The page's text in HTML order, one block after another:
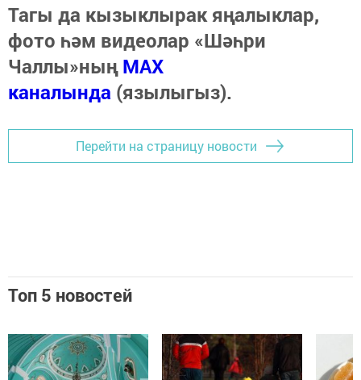
Тагы да кызыклырак яңалыклар,
фото һәм видеолар «Шәһри
Чаллы»ныңMAX
каналында (язылыгыз).
Перейти на страницу новости
Топ 5 новостей